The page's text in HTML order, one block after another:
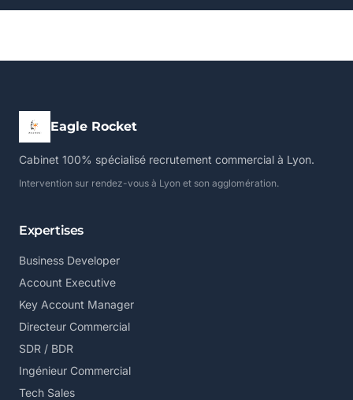
Eagle Rocket
Cabinet 100% spécialisé recrutement commercial à Lyon.
Intervention sur rendez-vous à Lyon et son agglomération.
Expertises
Business Developer
Account Executive
Key Account Manager
Directeur Commercial
SDR / BDR
Ingénieur Commercial
Tech Sales